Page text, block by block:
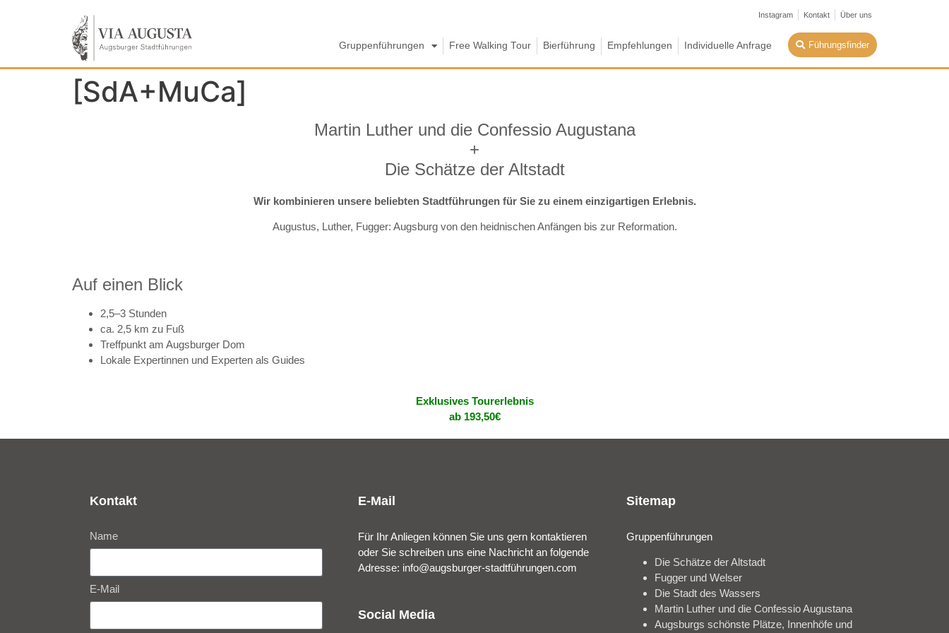
Instagram Kontakt Über uns
Gruppenführungen Free Walking Tour Bierführung Empfehlungen Individuelle Anfrage Führungsfinder
[SdA+MuCa]
Martin Luther und die Confessio Augustana
+
Die Schätze der Altstadt
Wir kombinieren unsere beliebten Stadtführungen für Sie zu einem einzigartigen Erlebnis.
Augustus, Luther, Fugger: Augsburg von den heidnischen Anfängen bis zur Reformation.
Auf einen Blick
2,5–3 Stunden
ca. 2,5 km zu Fuß
Treffpunkt am Augsburger Dom
Lokale Expertinnen und Experten als Guides
Exklusives Tourerlebnis
ab 193,50€
Kontakt
Name
E-Mail
E-Mail
Für Ihr Anliegen können Sie uns gern kontaktieren
oder Sie schreiben uns eine Nachricht an folgende
Adresse: info@augsburger-stadtführungen.com
Social Media
Sitemap
Gruppenführungen
Die Schätze der Altstadt
Fugger und Welser
Die Stadt des Wassers
Martin Luther und die Confessio Augustana
Augsburgs schönste Plätze, Innenhöfe und